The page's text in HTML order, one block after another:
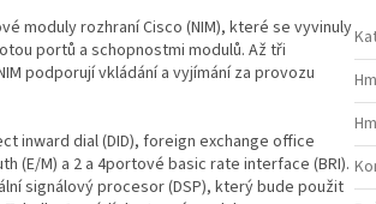
moduly rozhraní Cisco (NIM), které se vyvinuly
portů a schopnostmi modulů. Až tři
podporují vkládání a vyjímání za provozu
inward dial (DID), foreign exchange office
(E/M) a 2 a 4portové basic rate interface (BRI).
signálový procesor (DSP), který bude použit